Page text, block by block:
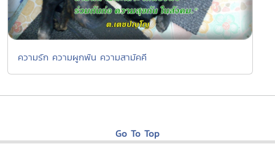
ความรัก ความผูกพัน ความสามัคคี
Go To Top